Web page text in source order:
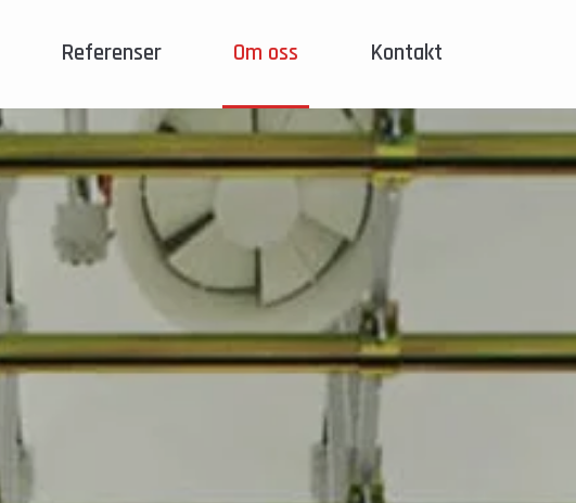
Referenser Om oss Kontakt